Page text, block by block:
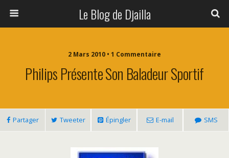
Le Blog de Djailla
2 Mars 2010 • 1 Commentaire
Philips Présente Son Baladeur Sportif
Partager Tweeter Épingler E-mail SMS